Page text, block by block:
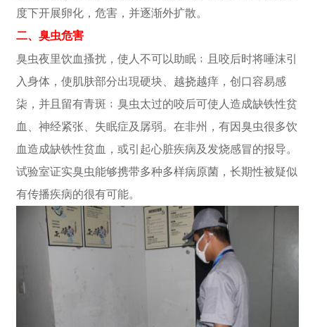
度下开展卵化，危害，并逐渐外扩散。
二、臭虫危害
臭虫夜里饮血搔扰，使人不可以助眠﹔且咬后时将唾沫引
入身体，使肌肤部分出現硬块、越挠越痒，创口容易感
柒，并且留有青斑﹔臭虫太过的咬后可使人造成缺铁性贫
血、神经紧张、失眠症及孱弱。在非州，有因臭虫很多饮
血造成缺铁性贫血，或引起心脏疾病及发烧感冒的报导。
试验室证实臭虫能够携带多种多样病原菌，长期性被疑似
有传播疾病的很有可能。